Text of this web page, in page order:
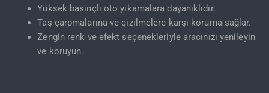
Yüksek basınçlı oto yıkamalara dayanıklıdır.
Taş çarpmalarına ve çizilmelere karşı koruma sağlar.
Zengin renk ve efekt seçenekleriyle aracınızı yenileyin
ve koruyun.